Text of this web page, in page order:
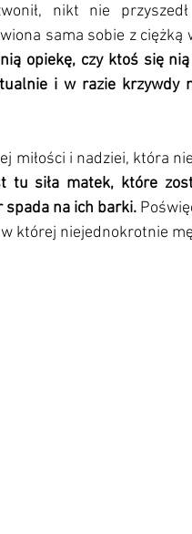
nikt nie
opiekę, czy ktoś się
i w razie krzywdy
miłości i nadziei, która
tu siła matek, które
spada na ich barki.
której niejednokrotnie